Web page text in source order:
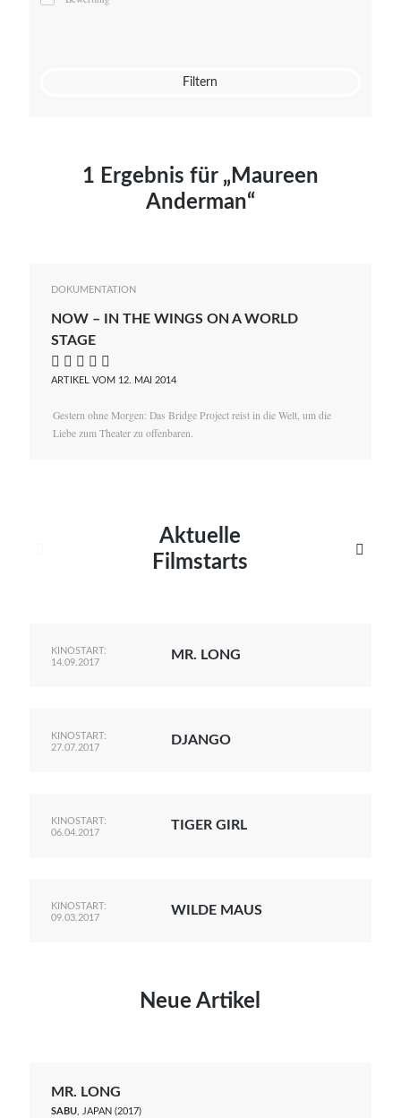
Mato von Vogelstein
Filtern
1 Ergebnis für „Maureen
Anderman“
DOKUMENTATION
NOW – IN THE WINGS ON A WORLD
STAGE
    
ARTIKEL VOM 12. MAI 2014
Gestern ohne Morgen: Das Bridge Project reist in die Welt, um die
Liebe zum Theater zu offenbaren.
Aktuelle
Filmstarts

KINOSTART:
14.09.2017
MR. LONG
KINOSTART:
27.07.2017
DJANGO
KINOSTART:
06.04.2017
TIGER GIRL
KINOSTART:
09.03.2017
WILDE MAUS
Neue Artikel
MR. LONG
SABU, JAPAN (2017)